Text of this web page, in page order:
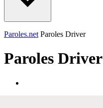
Paroles.net Paroles Driver
Paroles Driver